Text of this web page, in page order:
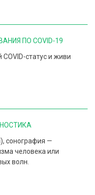
ПО COVID-19
COVID-статус и живи
сонография —
человека или
волн.